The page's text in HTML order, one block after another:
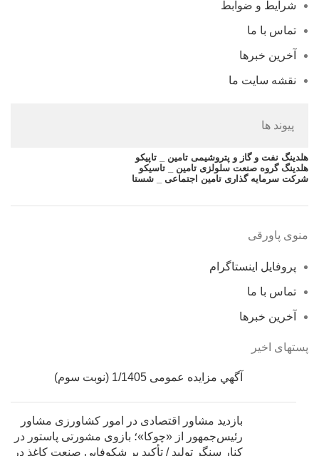
شرایط و ضوابط
تماس با ما
آخرین خبرها
نقشه سایت ما
پیوند ها
هلدینگ نفت و گاز و پتروشیمی تامین _ تاپیکو
هلدینگ گروه صنعت سلولزی تامین _ تاسیکو
شرکت سرمایه گذاری تامین اجتماعی _ شستا
منوی پاورقی
پروفایل اینستاگرام
تماس با ما
آخرین خبرها
پستهای اخیر
آگهي مزایده عمومی 1/1405 (نوبت سوم)
بازدید مشاور اقتصادی در امور کشاورزی مشاور
رئیس‌جمهور از «چوکا»؛ بازوی مشورتی پاستور در
کنار سنگر تولید / تأکید بر شکوفایی صنعت کاغذ در